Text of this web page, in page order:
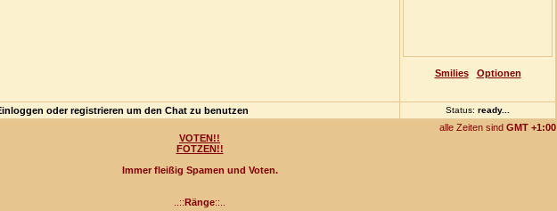
Smilies Optionen
oder registrieren um den Chat zu benutzen Status: ready...
alle Zeiten sind GMT +1:00
VOTEN!!
FOTZEN!!
Immer fleißig Spamen und Voten.
..::Ränge::..